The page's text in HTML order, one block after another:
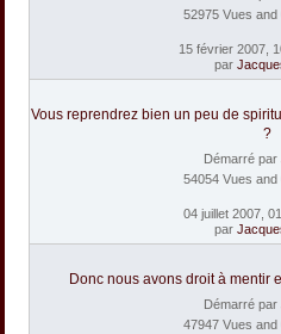
52975 Vues and
15 février 2007,
par
Vous reprendrez bien un peu de
?
Démarré par
54054 Vues and
04 juillet 2007,
par
Donc nous avons droit à mentir
Démarré par
47947 Vues and